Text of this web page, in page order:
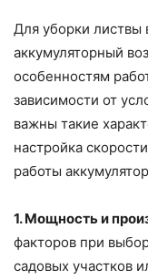
Для уборки листвы
аккумуляторный
особенностям
зависимости от
важны такие
настройка
работы
1. Мощность и
факторов при
садовых участков